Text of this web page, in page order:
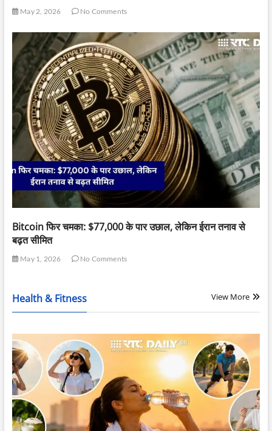
May 2, 2026 No Comments
Bitcoin फिर चमका: $77,000 के पार उछाल, लेकिन ईरान तनाव से
बढ़त सीमित
May 1, 2026 No Comments
Health & Fitness View More